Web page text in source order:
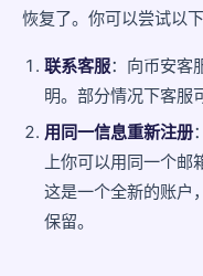
恢复了。你可以尝试以下
联系客服：向币安客
明。部分情况下客服
用同一信息重新注册
上你可以用同一个邮
这是一个全新的账户
保留。